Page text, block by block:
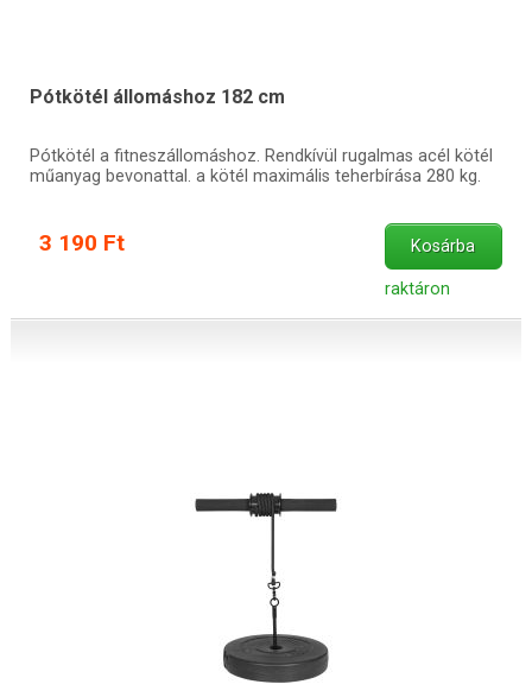
Pótkötél állomáshoz 182 cm
Pótkötél a fitneszállomáshoz. Rendkívül rugalmas acél kötél
műanyag bevonattal. a kötél maximális teherbírása 280 kg.
3 190 Ft Kosárba
raktáron